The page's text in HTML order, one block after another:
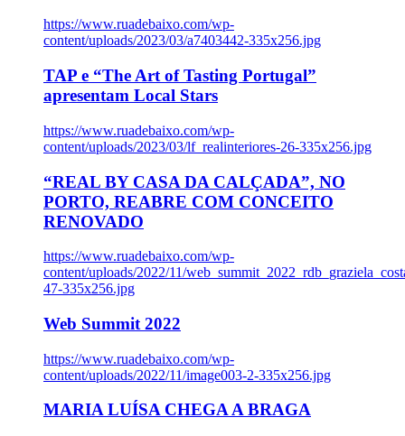
https://www.ruadebaixo.com/wp-
content/uploads/2023/03/a7403442-335x256.jpg
TAP e “The Art of Tasting Portugal”
apresentam Local Stars
https://www.ruadebaixo.com/wp-
content/uploads/2023/03/lf_realinteriores-26-335x256.jpg
“REAL BY CASA DA CALÇADA”, NO
PORTO, REABRE COM CONCEITO
RENOVADO
https://www.ruadebaixo.com/wp-
content/uploads/2022/11/
47-335x256.jpg
Web Summit 2022
https://www.ruadebaixo.com/wp-
content/uploads/2022/11/image003-2-335x256.jpg
MARIA LUÍSA CHEGA A BRAGA